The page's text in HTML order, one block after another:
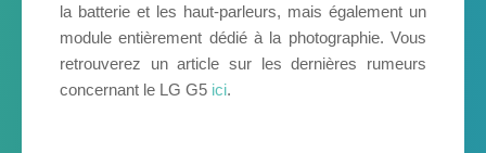
la batterie et les haut-parleurs, mais également un
module entièrement dédié à la photographie. Vous
retrouverez un article sur les dernières rumeurs
concernant le LG G5 ici.